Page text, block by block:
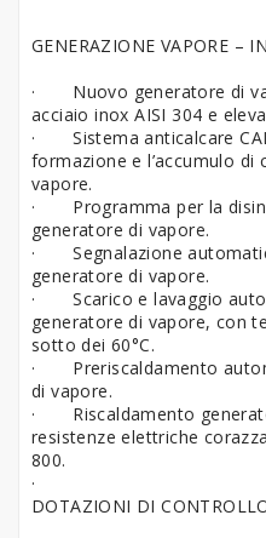
GENERAZIONE VAPORE –
·
Nuovo generatore di
acciaio inox AISI 304 e
·
Sistema anticalcare
formazione e l’accumulo di
vapore.
·
Programma per la
generatore di vapore.
·
Segnalazione
generatore di vapore.
·
Scarico e lavaggio
generatore di vapore, con
sotto dei 60°C.
·
Preriscaldamento
di vapore.
·
Riscaldamento
resistenze elettriche
800.
·
DOTAZIONI DI